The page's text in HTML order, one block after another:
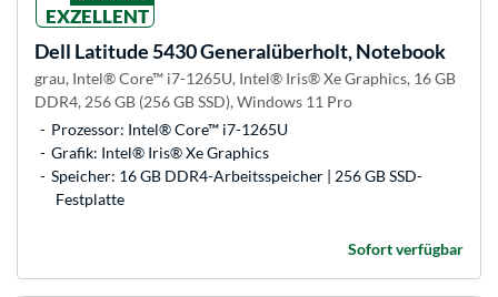
EXZELLENT
Dell Latitude 5430 Generalüberholt, Notebook
grau, Intel® Core™ i7-1265U, Intel® Iris® Xe Graphics, 16 GB
DDR4, 256 GB (256 GB SSD), Windows 11 Pro
Prozessor: Intel® Core™ i7-1265U
Grafik: Intel® Iris® Xe Graphics
Speicher: 16 GB DDR4-Arbeitsspeicher | 256 GB SSD-
Festplatte
Sofort verfügbar